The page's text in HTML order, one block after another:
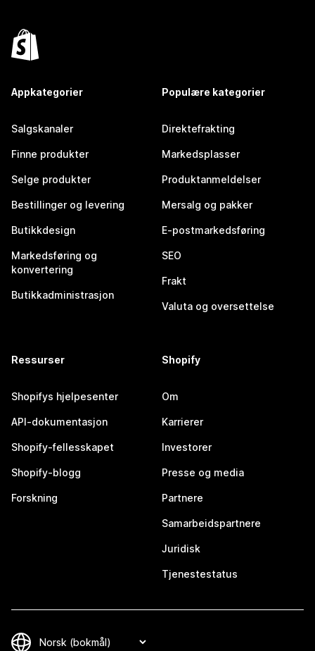
Appkategorier
Salgskanaler
Finne produkter
Selge produkter
Bestillinger og levering
Butikkdesign
Markedsføring og
konvertering
Butikkadministrasjon
Populære kategorier
Direktefrakting
Markedsplasser
Produktanmeldelser
Mersalg og pakker
E-postmarkedsføring
SEO
Frakt
Valuta og oversettelse
Ressurser
Shopifys hjelpesenter
API-dokumentasjon
Shopify-fellesskapet
Shopify-blogg
Forskning
Shopify
Om
Karrierer
Investorer
Presse og media
Partnere
Samarbeidspartnere
Juridisk
Tjenestestatus